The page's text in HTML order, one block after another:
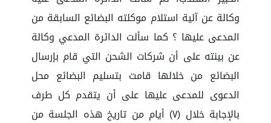
وكالة عن آلية استلام موكلته البضائع السابقة من
المدعى عليها ؟ كما سألت الدائرة المدعي وكالة
عن بينته على أن شركات الشحن التي قام بإرسال
البضائع من خلالها قامت بتسليم البضائع محل
الدعوى للمدعى عليها على أن يتقدم كل طرف
بالإجابة خلال (٧) أيام من تاريخ هذه الجلسة من